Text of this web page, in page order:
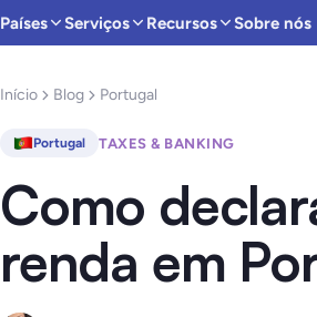
Países Serviços Recursos Sobre nós
Início Blog Portugal
Portugal TAXES & BANKING
Como
renda em